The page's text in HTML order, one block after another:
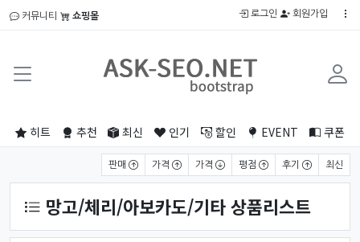
커뮤니티 쇼핑몰 로그인 회원가입
히트 추천 최신 인기 할인 EVENT 쿠폰
판매 가격 가격 평점 후기 최신
망고/체리/아보카도/기타 상품리스트